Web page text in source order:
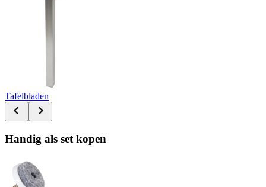
Tafelbladen
Handig als set kopen